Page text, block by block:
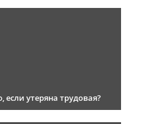
утеряна трудовая?